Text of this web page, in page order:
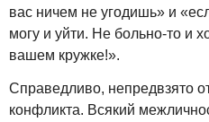
вас ничем не угодишь» и
могу и уйти. Не больно-то и
вашем кружке!».
Справедливо, непредвзято
конфликта. Всякий